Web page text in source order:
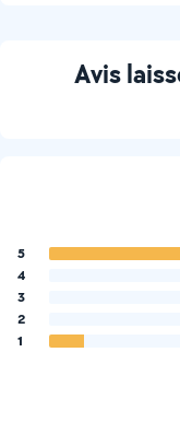
Avis
5
4
3
2
1